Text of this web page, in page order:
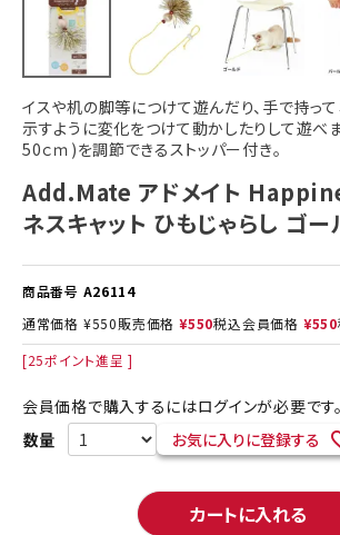
イスや机の脚等につけて遊んだり、手で持っ
示すように変化をつけて動かしたりして遊べ
50ｃｍ)を調節できるストッパー付き。
Add.Mate アドメイト
ネスキャット ひもじゃらし ゴー
商品番号 A26114
通常価格 ¥550販売価格 ¥550税込会員価格 ¥550
[25ポイント進呈 ]
会員価格で購入するにはログインが必要です。
お気に入りに登録する
カートに入れる